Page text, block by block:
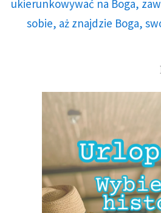
ukierunkowywać na Boga,
sobie, aż znajdzie Boga,